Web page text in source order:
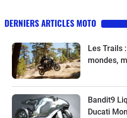
DERNIERS ARTICLES MOTO
Les Trails
mondes,
Bandit9
Ducati